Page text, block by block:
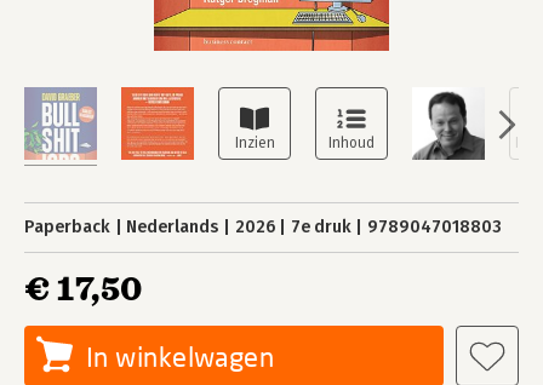
Paperback Nederlands 2026 7e druk 9789047018803
€ 17,50
In winkelwagen